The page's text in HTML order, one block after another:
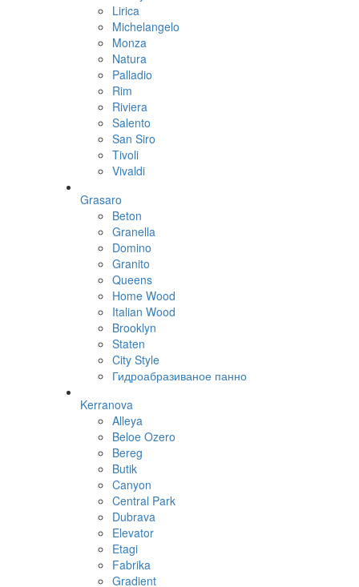
Lirica
Michelangelo
Monza
Natura
Palladio
Rim
Riviera
Salento
San Siro
Tivoli
Vivaldi
Grasaro
Beton
Granella
Domino
Granito
Queens
Home Wood
Italian Wood
Brooklyn
Staten
City Style
Гидроабразиваное панно
Kerranova
Alleya
Beloe Ozero
Bereg
Butik
Canyon
Central Park
Dubrava
Elevator
Etagi
Fabrika
Gradient